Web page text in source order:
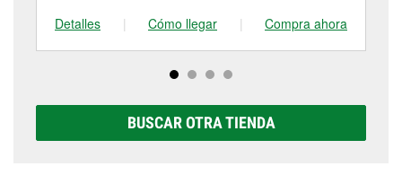
Detalles
| Cómo llegar | Compra ahora
BUSCAR OTRA TIENDA